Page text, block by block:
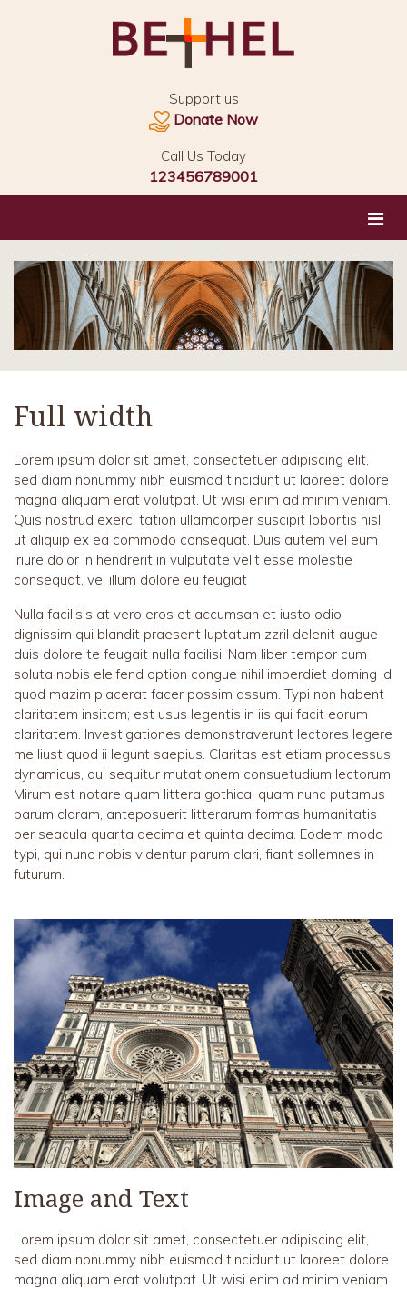
Support us
Donate Now
Call Us Today
123456789001
Full width
Lorem ipsum dolor sit amet, consectetuer adipiscing elit,
sed diam nonummy nibh euismod tincidunt ut laoreet dolore
magna aliquam erat volutpat. Ut wisi enim ad minim veniam.
Quis nostrud exerci tation ullamcorper suscipit lobortis nisl
ut aliquip ex ea commodo consequat. Duis autem vel eum
iriure dolor in hendrerit in vulputate velit esse molestie
consequat, vel illum dolore eu feugiat
Nulla facilisis at vero eros et accumsan et iusto odio
dignissim qui blandit praesent luptatum zzril delenit augue
duis dolore te feugait nulla facilisi. Nam liber tempor cum
soluta nobis eleifend option congue nihil imperdiet doming id
quod mazim placerat facer possim assum. Typi non habent
claritatem insitam; est usus legentis in iis qui facit eorum
claritatem. Investigationes demonstraverunt lectores legere
me liust quod ii legunt saepius. Claritas est etiam processus
dynamicus, qui sequitur mutationem consuetudium lectorum.
Mirum est notare quam littera gothica, quam nunc putamus
parum claram, anteposuerit litterarum formas humanitatis
per seacula quarta decima et quinta decima. Eodem modo
typi, qui nunc nobis videntur parum clari, fiant sollemnes in
futurum.
Image and Text
Lorem ipsum dolor sit amet, consectetuer adipiscing elit,
sed diam nonummy nibh euismod tincidunt ut laoreet dolore
magna aliquam erat volutpat. Ut wisi enim ad minim veniam.